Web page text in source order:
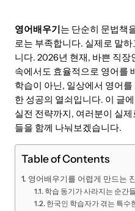
영어배우기 는 단순히 문법책
로는 부족합니다. 실제로 말
니다. 2026년 현재, 바쁜 직
속에서도 효율적으로 영어를
학습이 아닌, 일상에서 영어
한 성공의 열쇠입니다. 이 글
실전 전략까지, 여러분이 실
들을 함께 나눠보겠습니다.
Table of Contents
영어배우기를 어렵게 만드는
학습 동기가 사라지는 순간들
한국인 학습자가 겪는 특수